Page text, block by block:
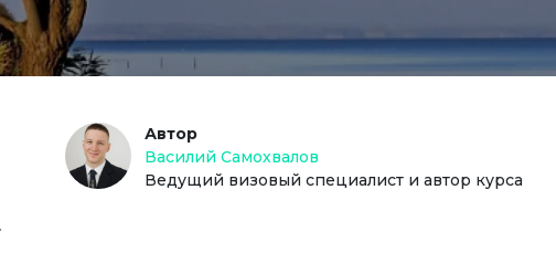
Автор
Василий Самохвалов
Ведущий визовый специалист и автор курса